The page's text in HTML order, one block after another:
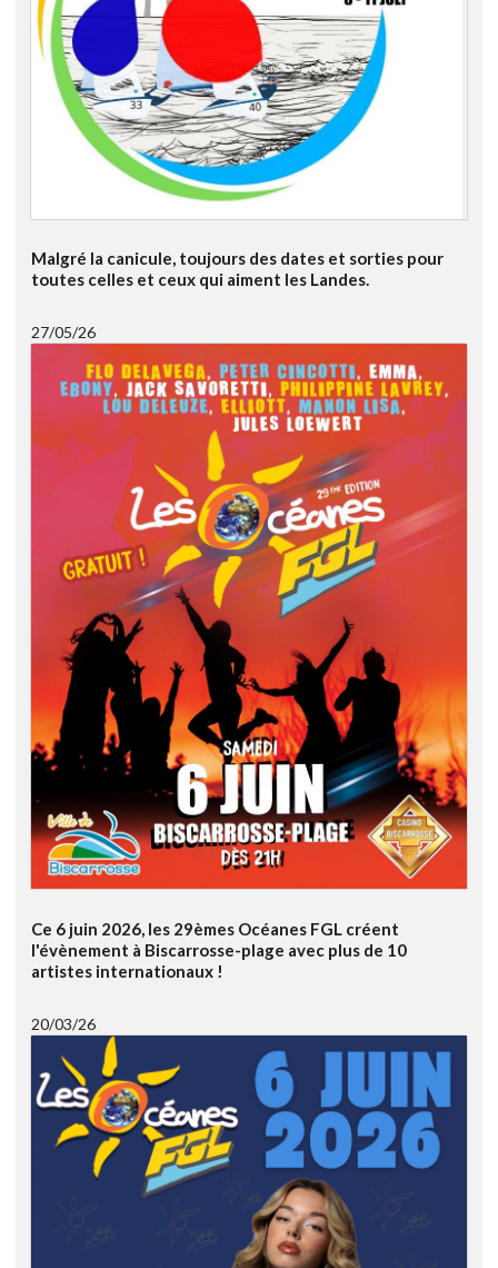
Malgré la canicule, toujours des dates et sorties pour
toutes celles et ceux qui aiment les Landes.
27/05/26
Ce 6 juin 2026, les 29èmes Océanes FGL créent
l'évènement à Biscarrosse-plage avec plus de 10
artistes internationaux !
20/03/26